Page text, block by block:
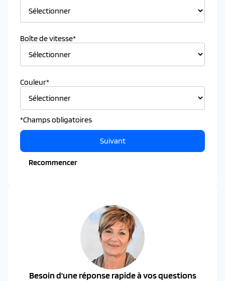
Boîte de vitesse*
Couleur*
*Champs obligatoires
Recommencer
Suivant
Besoin d'une réponse rapide à vos questions